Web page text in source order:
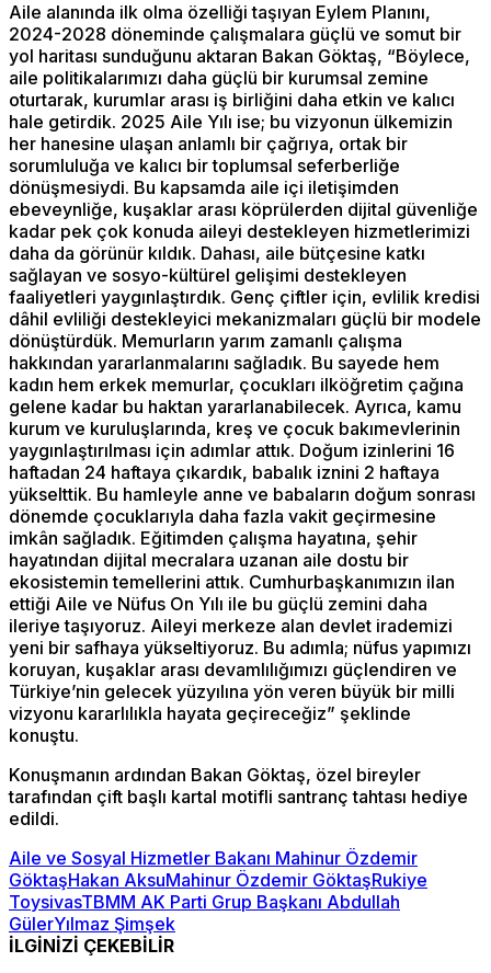
Aile alanında ilk olma özelliği taşıyan Eylem Planını,
2024-2028 döneminde çalışmalara güçlü ve somut bir
yol haritası sunduğunu aktaran Bakan Göktaş, “Böylece,
aile politikalarımızı daha güçlü bir kurumsal zemine
oturtarak, kurumlar arası iş birliğini daha etkin ve kalıcı
hale getirdik. 2025 Aile Yılı ise; bu vizyonun ülkemizin
her hanesine ulaşan anlamlı bir çağrıya, ortak bir
sorumluluğa ve kalıcı bir toplumsal seferberliğe
dönüşmesiydi. Bu kapsamda aile içi iletişimden
ebeveynliğe, kuşaklar arası köprülerden dijital güvenliğe
kadar pek çok konuda aileyi destekleyen hizmetlerimizi
daha da görünür kıldık. Dahası, aile bütçesine katkı
sağlayan ve sosyo-kültürel gelişimi destekleyen
faaliyetleri yaygınlaştırdık. Genç çiftler için, evlilik kredisi
dâhil evliliği destekleyici mekanizmaları güçlü bir modele
dönüştürdük. Memurların yarım zamanlı çalışma
hakkından yararlanmalarını sağladık. Bu sayede hem
kadın hem erkek memurlar, çocukları ilköğretim çağına
gelene kadar bu haktan yararlanabilecek. Ayrıca, kamu
kurum ve kuruluşlarında, kreş ve çocuk bakımevlerinin
yaygınlaştırılması için adımlar attık. Doğum izinlerini 16
haftadan 24 haftaya çıkardık, babalık iznini 2 haftaya
yükselttik. Bu hamleyle anne ve babaların doğum sonrası
dönemde çocuklarıyla daha fazla vakit geçirmesine
imkân sağladık. Eğitimden çalışma hayatına, şehir
hayatından dijital mecralara uzanan aile dostu bir
ekosistemin temellerini attık. Cumhurbaşkanımızın ilan
ettiği Aile ve Nüfus On Yılı ile bu güçlü zemini daha
ileriye taşıyoruz. Aileyi merkeze alan devlet irademizi
yeni bir safhaya yükseltiyoruz. Bu adımla; nüfus yapımızı
koruyan, kuşaklar arası devamlılığımızı güçlendiren ve
Türkiye’nin gelecek yüzyılına yön veren büyük bir milli
vizyonu kararlılıkla hayata geçireceğiz” şeklinde
konuştu.
Konuşmanın ardından Bakan Göktaş, özel bireyler
tarafından çift başlı kartal motifli santranç tahtası hediye
edildi.
Aile ve Sosyal Hizmetler Bakanı Mahinur Özdemir
GöktaşHakan AksuMahinur Özdemir GöktaşRukiye
ToysivasTBMM AK Parti Grup Başkanı Abdullah
GülerYılmaz Şimşek
İLGİNİZİ ÇEKEBİLİR